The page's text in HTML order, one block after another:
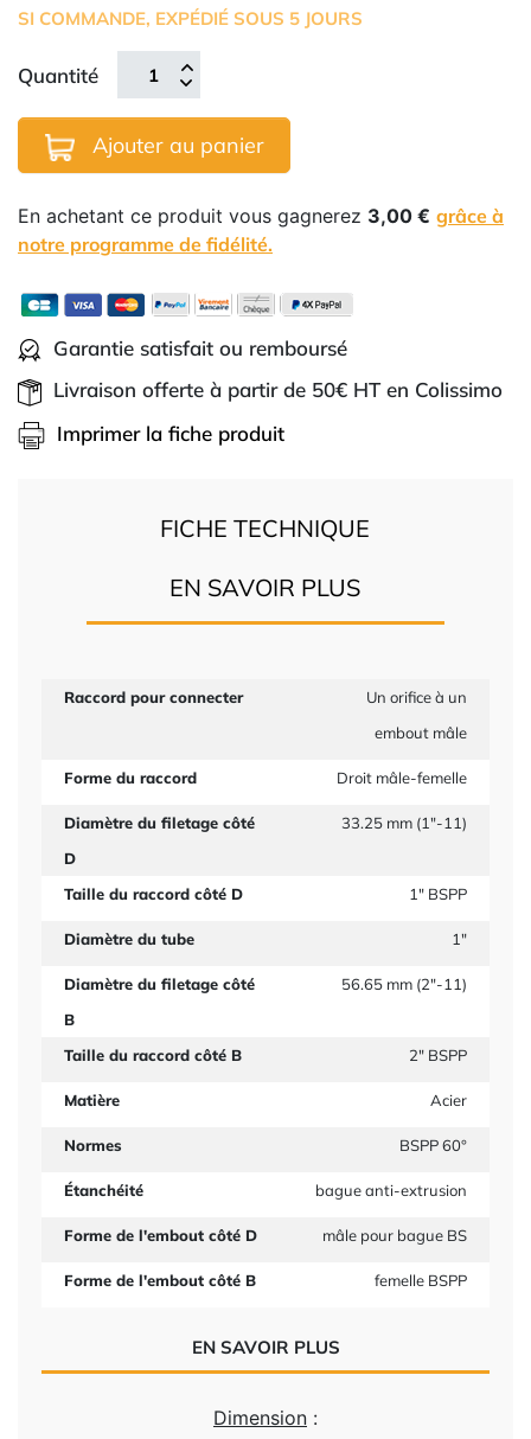
SI COMMANDE, EXPÉDIÉ SOUS 5 JOURS
Quantité
Ajouter au panier
En achetant ce produit vous gagnerez 3,00 € grâce à
notre programme de fidélité.
Garantie satisfait ou remboursé
Livraison offerte à partir de 50€ HT en Colissimo
Imprimer la fiche produit
FICHE TECHNIQUE
EN SAVOIR PLUS
Raccord pour connecter
Un orifice à un
embout mâle
Forme du raccord Droit mâle-femelle
Diamètre du filetage côté
D
33.25 mm (1"-11)
Taille du raccord côté D 1" BSPP
Diamètre du tube 1"
Diamètre du filetage côté
B
56.65 mm (2"-11)
Taille du raccord côté B 2" BSPP
Matière Acier
Normes BSPP 60°
Étanchéité bague anti-extrusion
Forme de l'embout côté D mâle pour bague BS
Forme de l'embout côté B femelle BSPP
EN SAVOIR PLUS
Dimension :